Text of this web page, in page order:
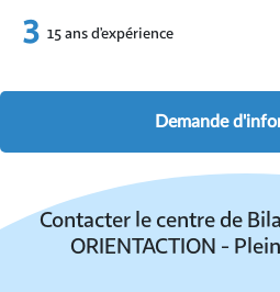
15 ans d’expérience
Demande
Contacter le centre de
ORIENTACTION -